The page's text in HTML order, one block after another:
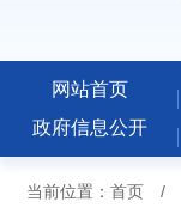
网站首页
政府信息公开
当前位置： 首页 /